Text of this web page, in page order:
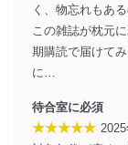
FAX：03-
e-mail：
改訂：2025
代表取締役
個人情報の
く、物忘れもあ
この雑誌が枕元
期購読で届けて
に…
待合室に必須
★★★★★